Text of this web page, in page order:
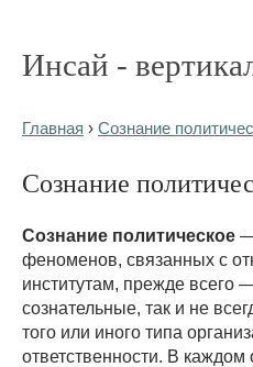
Инсай -
Главная › Сознание
Сознание
Сознание политическое —
феноменов, связанных с
институтам, прежде всего
сознательные, так и не
того или иного типа
ответственности. В